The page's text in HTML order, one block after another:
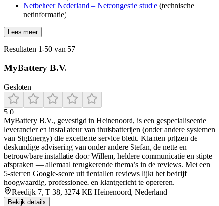
Netbeheer Nederland – Netcongestie studie (technische
netinformatie)
Lees meer
Resultaten 1-50 van 57
MyBattery B.V.
Gesloten
5.0
MyBattery B.V., gevestigd in Heinenoord, is een gespecialiseerde
leverancier en installateur van thuisbatterijen (onder andere systemen
van SigEnergy) die excellente service biedt. Klanten prijzen de
deskundige advisering van onder andere Stefan, de nette en
betrouwbare installatie door Willem, heldere communicatie en stipte
afspraken — allemaal terugkerende thema’s in de reviews. Met een
5‑sterren Google‑score uit tientallen reviews lijkt het bedrijf
hoogwaardig, professioneel en klantgericht te opereren.
Reedijk 7, T 38, 3274 KE Heinenoord, Nederland
Bekijk details